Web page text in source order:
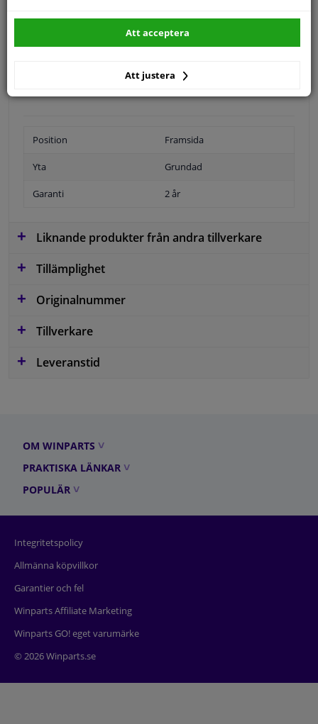
Position Framsida
Yta Grundad
Garanti 2 år
Liknande produkter från andra tillverkare
Tillämplighet
Originalnummer
Tillverkare
Leveranstid
OM WINPARTS
PRAKTISKA LÄNKAR
POPULÄR
Integritetspolicy
Allmänna köpvillkor
Garantier och fel
Winparts Affiliate Marketing
Winparts GO! eget varumärke
© 2026 Winparts.se
Att justera
Att acceptera